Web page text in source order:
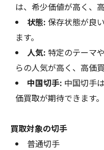
は、希少価値が高く、
状態: 保存状態が良
ます。
人気: 特定のテーマ
らの人気が高く、高価
中国切手: 中国切手
価買取が期待できます。
買取対象の切手
普通切手